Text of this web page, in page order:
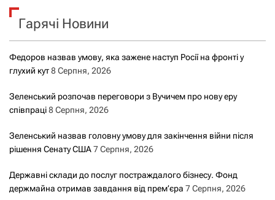
к
Гарячі Новини
Федоров назвав умову, яка зажене наступ Росії на фронті у
глухий кут8 Серпня, 2026
Зеленський розпочав переговори з Вучичем про нову еру
співпраці8 Серпня, 2026
Зеленський назвав головну умову для закінчення війни після
рішення Сенату США7 Серпня, 2026
Державні склади до послуг постраждалого бізнесу. Фонд
держмайна отримав завдання від прем’єра 7 Серпня, 2026